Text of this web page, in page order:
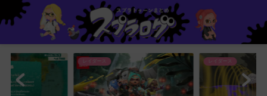
レイダース レイダース